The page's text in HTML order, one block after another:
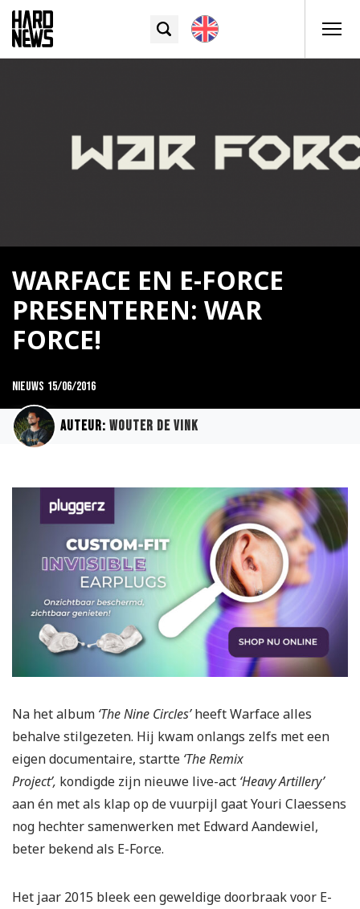
WARFACE EN E-FORCE
PRESENTEREN: WAR
FORCE!
Nieuws 15/06/2016
Auteur: Wouter de Vink
Na het album ‘The Nine Circles’heeft Warface alles
behalve stilgezeten. Hij kwam onlangs zelfs met een
eigen documentaire, startte ‘The Remix
Project’, kondigde zijn nieuwe live-act ‘Heavy Artillery’
aan én met als klap op de vuurpijl gaat Youri Claessens
nog hechter samenwerken met Edward Aandewiel,
beter bekend als E-Force.
Het jaar 2015 bleek een geweldige doorbraak voor E-